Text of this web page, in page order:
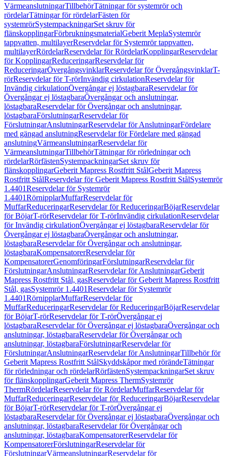
VärmeanslutningarTillbehörTätningar för systemrör och
rördelarTätningar för rördelarFästen för
systemrörSystempackningarSet skruv för
flänskopplingarFörbrukningsmaterialGeberit MeplaSystemrör
tappvatten, multilayerReservdelar för Systemrör tappvatten,
multilayerRördelarReservdelar för RördelarKopplingarReservdelar
för KopplingarReduceringarReservdelar för
ReduceringarÖvergångsvinklarReservdelar för ÖvergångsvinklarT-
rörReservdelar för T-rörInvändig cirkulationReservdelar för
Invändig cirkulationÖvergångar ej löstagbaraReservdelar för
Övergångar ej löstagbaraÖvergångar och anslutningar,
löstagbaraReservdelar för Övergångar och anslutningar,
löstagbaraFörslutningarReservdelar för
FörslutningarAnslutningarReservdelar för AnslutningarFördelare
med gängad anslutningReservdelar för Fördelare med gängad
anslutningVärmeanslutningarReservdelar för
VärmeanslutningarTillbehörTätningar för rörledningar och
rördelarRörfästenSystempackningarSet skruv för
flänskopplingarGeberit Mapress Rostfritt StålGeberit Mapress
Rostfritt StålReservdelar för Geberit Mapress Rostfritt StålSystemrör
1.4401Reservdelar för Systemrör
1.4401RörnipplarMuffarReservdelar för
MuffarReduceringarReservdelar för ReduceringarBöjarReservdelar
för BöjarT-rörReservdelar för T-rörInvändig cirkulationReservdelar
för Invändig cirkulationÖvergångar ej löstagbaraReservdelar för
Övergångar ej löstagbaraÖvergångar och anslutningar,
löstagbaraReservdelar för Övergångar och anslutningar,
löstagbaraKompensatorerReservdelar för
KompensatorerGenomföringarFörslutningarReservdelar för
FörslutningarAnslutningarReservdelar för AnslutningarGeberit
Mapress Rostfritt Stål, gasReservdelar för Geberit Mapress Rostfritt
Stål, gasSystemrör 1.4401Reservdelar för Systemrör
1.4401RörnipplarMuffarReservdelar för
MuffarReduceringarReservdelar för ReduceringarBöjarReservdelar
för BöjarT-rörReservdelar för T-rörÖvergångar ej
löstagbaraReservdelar för Övergångar ej löstagbaraÖvergångar och
anslutningar, löstagbaraReservdelar för Övergångar och
anslutningar, löstagbaraFörslutningarReservdelar för
FörslutningarAnslutningarReservdelar för AnslutningarTillbehör för
Geberit Mapress Rostfritt StålSkyddskåpor med rörändeTätningar
för rörledningar och rördelarRörfästenSystempackningarSet skruv
för flänskopplingarGeberit Mapress ThermSystemrör
ThermRördelarReservdelar för RördelarMuffarReservdelar för
MuffarReduceringarReservdelar för ReduceringarBöjarReservdelar
för BöjarT-rörReservdelar för T-rörÖvergångar ej
löstagbaraReservdelar för Övergångar ej löstagbaraÖvergångar och
anslutningar, löstagbaraReservdelar för Övergångar och
anslutningar, löstagbaraKompensatorerReservdelar för
KompensatorerFörslutningarReservdelar för
FörslutningarVärmeanslutningarReservdelar för